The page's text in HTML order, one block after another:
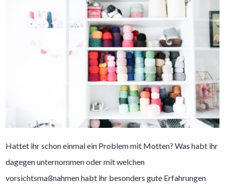
Hattet ihr schon einmal ein Problem mit Motten? Was habt ihr
dagegen unternommen oder mit welchen
vorsichtsmaßnahmen habt ihr besonders gute Erfahrungen